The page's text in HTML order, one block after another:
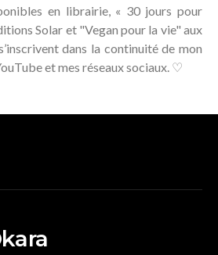
en librairie, « 30 jours pour
Solar et "Vegan pour la vie" aux
dans la continuité de mon
et mes réseaux sociaux. ♡